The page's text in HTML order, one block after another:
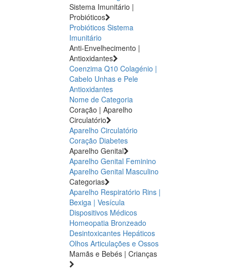
Sistema Imunitário |
Probióticos
Probióticos Sistema
Imunitário
Anti-Envelhecimento |
Antioxidantes
Coenzima Q10 Colagénio |
Cabelo Unhas e Pele
Antioxidantes
Nome de Categoria
Coração | Aparelho
Circulatório
Aparelho Circulatório
Coração Diabetes
Aparelho Genital
Aparelho Genital Feminino
Aparelho Genital Masculino
Categorias
Aparelho Respiratório Rins |
Bexiga | Vesícula
Dispositivos Médicos
Homeopatia Bronzeado
Desintoxicantes Hepáticos
Olhos Articulações e Ossos
Mamãs e Bebés | Crianças